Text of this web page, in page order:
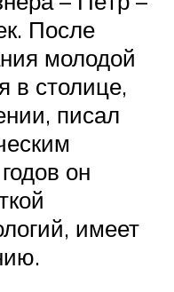
После
молодой
в столице,
писал
он
имеет